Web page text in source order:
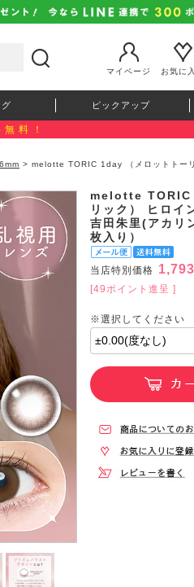
マイページ
お気に
ピックアップ
無料！
> melotte TORIC 1day （メロットトー
melotte TORIC
リック） ヒロ
吉田朱里(アカリ
枚入り）
当店特別価格
[49ポイント進呈 ]